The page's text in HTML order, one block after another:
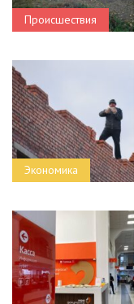
Происшествия
Экономика